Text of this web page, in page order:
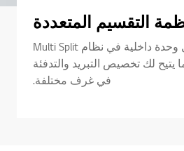
التقسيم المتعددة
يمكن التحكم في كل وحدة داخلية في نظام Multi Split
لك تخصيص التبريد والتدفئة
في غرف مختلفة.